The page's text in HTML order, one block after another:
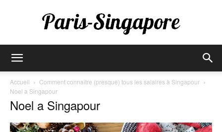
Accueil
Comment connaître (presque) tous les salaires à Singapour
Noel a Singapour
Noel a Singapour